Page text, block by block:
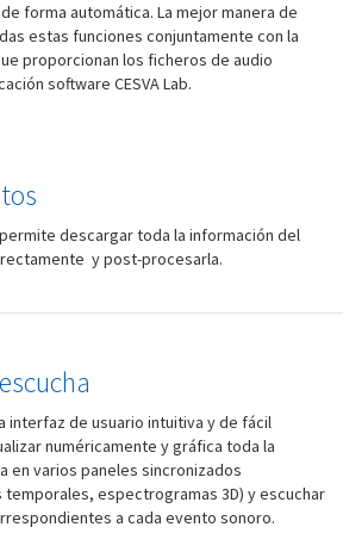
forma automática. La mejor manera de
estas funciones conjuntamente con la
proporcionan los ficheros de audio
software CESVA Lab.
permite descargar toda la información del
y post-procesarla.
interfaz de usuario intuitiva y de fácil
numéricamente y gráfica toda la
en varios paneles sincronizados
espectrogramas 3D) y escuchar
a cada evento sonoro.